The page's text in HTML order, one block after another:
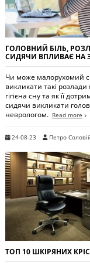
ГОЛОВНИЙ БІЛЬ,
СИДЯЧИ ВПЛИВАЄ НА
Чи може малорухомий
викликати такі
гігієна сну та як її
сидячи викликати
неврологом. Read more
24-08-23 Петро
ТОП 10 ШКІРЯНИХ